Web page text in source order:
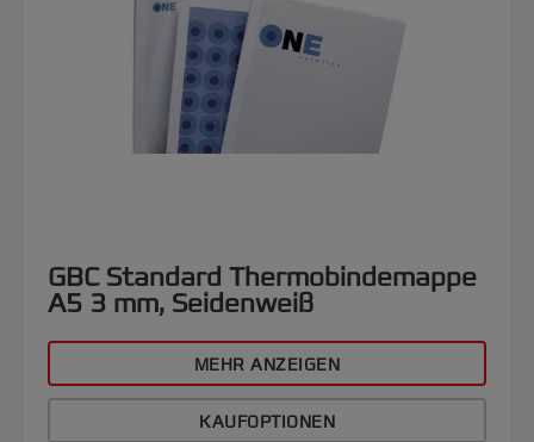
GBC Standard Thermobindemappe
A5 3 mm, Seidenweiß
MEHR ANZEIGEN
KAUFOPTIONEN